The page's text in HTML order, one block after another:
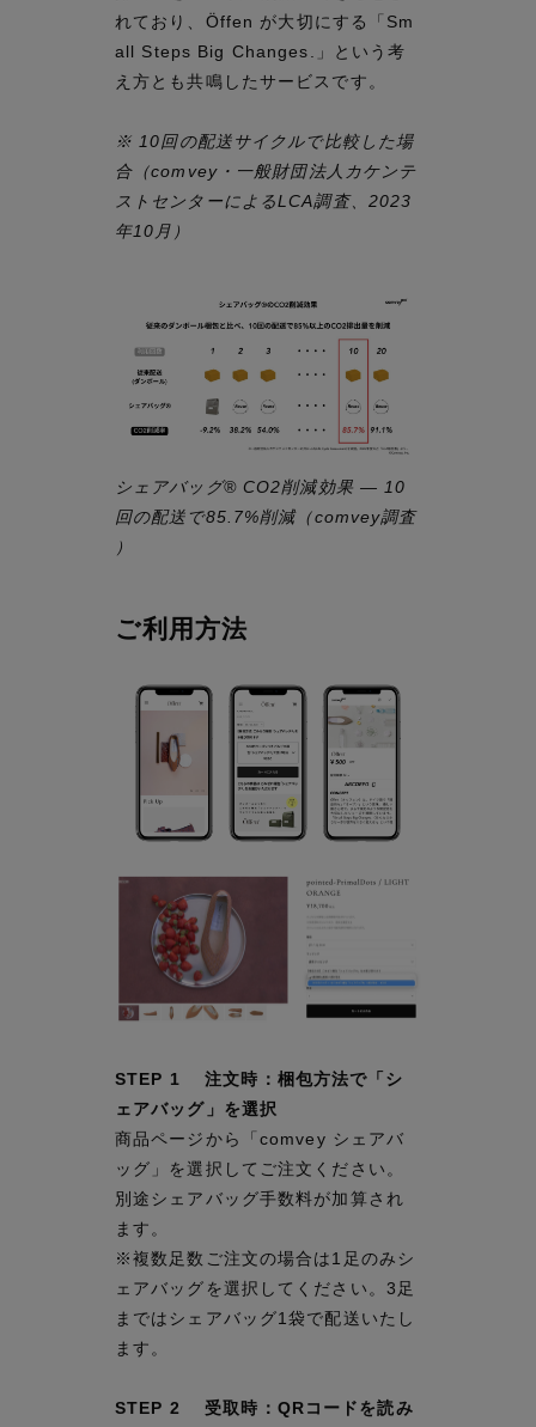
れており、Öffen が大切にする「Sm
all Steps Big Changes.」という考
え方とも共鳴したサービスです。
※ 10回の配送サイクルで比較した場
合（comvey・一般財団法人カケンテ
ストセンターによるLCA調査、2023
年10月）
シェアバッグ® CO2削減効果 — 10
回の配送で85.7%削減（comvey調査
）
ご利用方法
STEP 1 注文時：梱包方法で「シ
ェアバッグ」を選択
商品ページから「comvey シェアバ
ッグ」を選択してご注文ください。
別途シェアバッグ手数料が加算され
ます。
※複数足数ご注文の場合は1足のみシ
ェアバッグを選択してください。3足
まではシェアバッグ1袋で配送いたし
ます。
STEP 2 受取時：QRコードを読み